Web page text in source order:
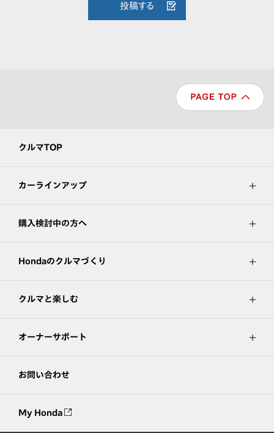
投稿する
クルマTOP
カーラインアップ
購入検討中の方へ
Hondaのクルマづくり
クルマと楽しむ
オーナーサポート
お問い合わせ
My Honda